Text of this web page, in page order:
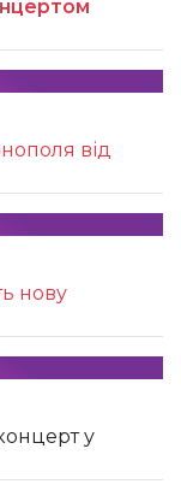
від
нову
у